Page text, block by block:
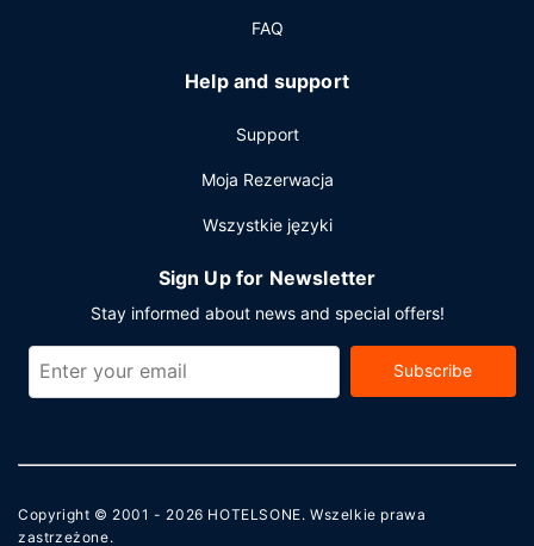
FAQ
Help and support
Support
Moja Rezerwacja
Wszystkie języki
Sign Up for Newsletter
Stay informed about news and special offers!
Subscribe
Copyright © 2001 - 2026 HOTELSONE. Wszelkie prawa
zastrzeżone.